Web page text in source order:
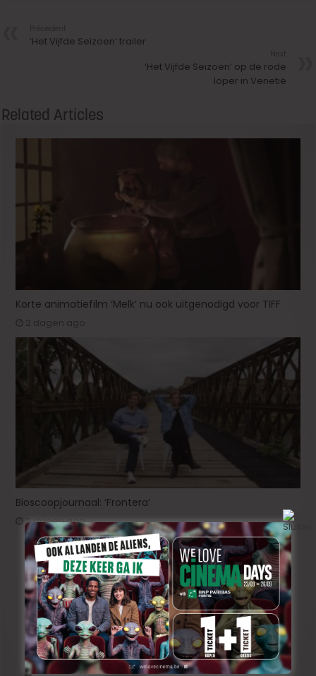
‘Het Vijfde Seizoen’ trailer
‘Het Vijfde Seizoen’ op de rode
loper in Venetië
Related Articles
Korte animatiefilm ‘Melk’ nu ook uitgenodigd voor TIFF
2 dagen ago
Bioscoopjournaal: ‘Frontera’
2 dagen ago